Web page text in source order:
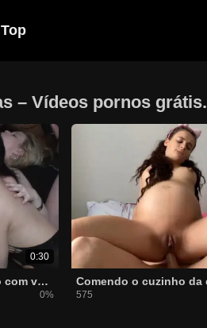
– Vídeos pornos grátis.
0:30
Loira gravida transando com vários na festa de swing
0% 575